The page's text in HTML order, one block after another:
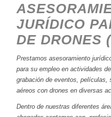
JURÍDICO
DE DRONES
Prestamos asesoramiento
para su empleo en actividades
grabación de eventos, películas,
aéreos con drones en diversas
Dentro de nuestras diferentes